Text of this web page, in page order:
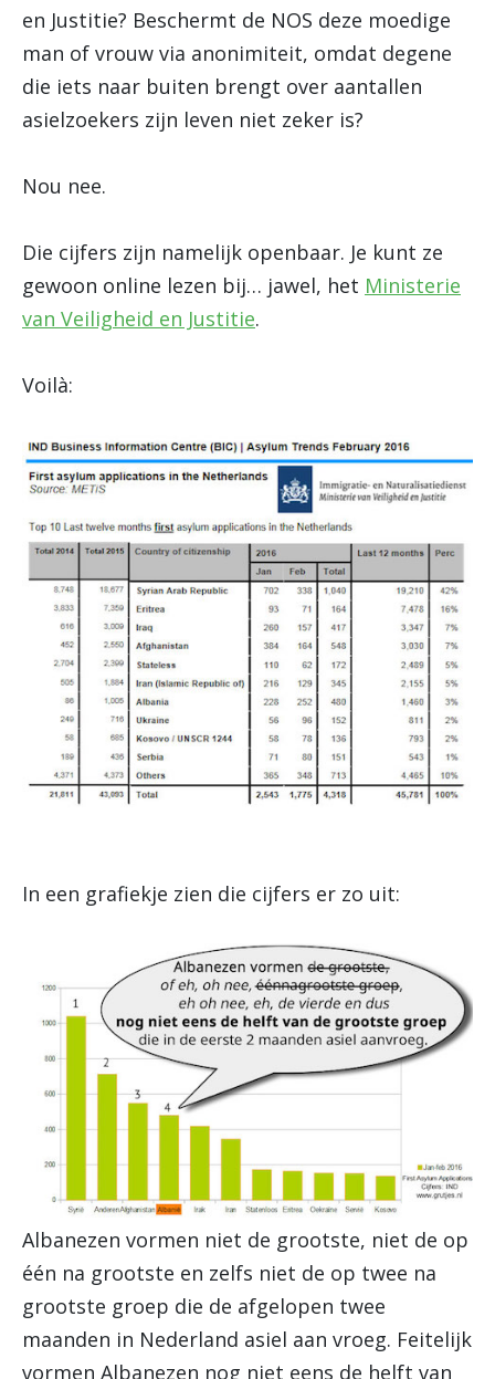
en Justitie? Beschermt de NOS deze moedige
man of vrouw via anonimiteit, omdat degene
die iets naar buiten brengt over aantallen
asielzoekers zijn leven niet zeker is?
Nou nee.
Die cijfers zijn namelijk openbaar. Je kunt ze
gewoon online lezen bij… jawel, het Ministerie
van Veiligheid en Justitie.
Voilà:
In een grafiekje zien die cijfers er zo uit:
Albanezen vormen niet de grootste, niet de op
één na grootste en zelfs niet de op twee na
grootste groep die de afgelopen twee
maanden in Nederland asiel aan vroeg. Feitelijk
vormen Albanezen nog niet eens de helft van